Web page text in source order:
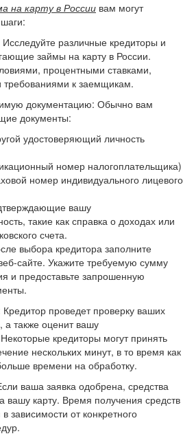
на карту в России вам могут
различные кредиторы и
займы на карту в России.
процентными ставками,
к заемщикам.
документацию: Обычно вам
документы:
удостоверяющий личность
номер налогоплательщика)
номер индивидуального лицевого
вашу
такие как справка о доходах или
счета.
выбора кредитора заполните
сайте. Укажите требуемую сумму
и предоставьте запрошенную
проведет проверку ваших
а также оценит вашу
кредиторы могут принять
нескольких минут, в то время как
времени на обработку.
ваша заявка одобрена, средства
вашу карту. Время получения средств
зависимости от конкретного